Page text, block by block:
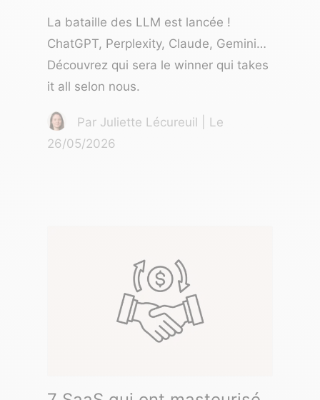
La bataille des LLM est lancée !
ChatGPT, Perplexity, Claude, Gemini…
Découvrez qui sera le winner qui takes
it all selon nous.
Par Juliette Lécureuil | Le
26/05/2026